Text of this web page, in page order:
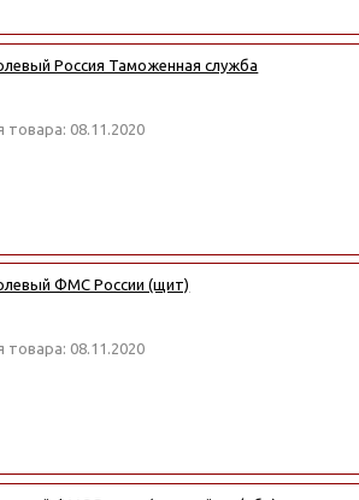
Россия Таможенная служба
товара: 08.11.2020
ФМС России (щит)
08.11.2020